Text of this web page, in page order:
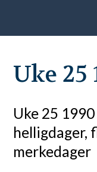
Uke 25
Uke 25
helligdager,
merkedager